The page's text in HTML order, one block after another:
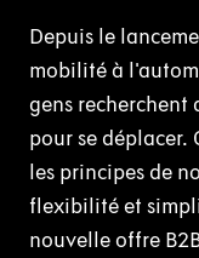
Depuis le
mobilité à
gens
pour se déplacer.
les principes de
flexibilité et
nouvelle offre